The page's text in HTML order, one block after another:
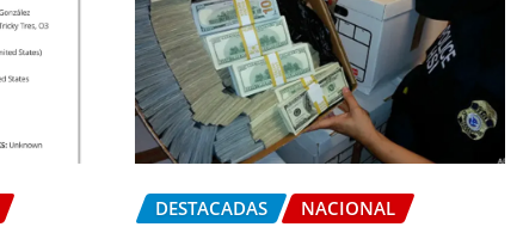
DESTACADAS NACIONAL